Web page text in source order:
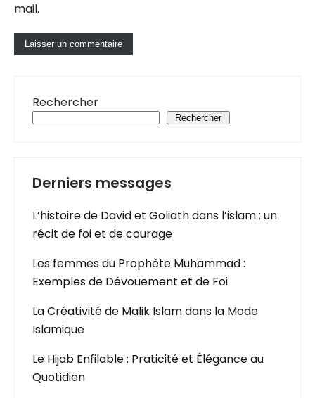
mail.
Rechercher
Rechercher
Derniers messages
L’histoire de David et Goliath dans l’islam : un
récit de foi et de courage
Les femmes du Prophète Muhammad :
Exemples de Dévouement et de Foi
La Créativité de Malik Islam dans la Mode
Islamique
Le Hijab Enfilable : Praticité et Élégance au
Quotidien